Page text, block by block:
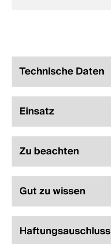
Technische Daten
Einsatz
Zu beachten
Gut zu wissen
Haftungsauschluss